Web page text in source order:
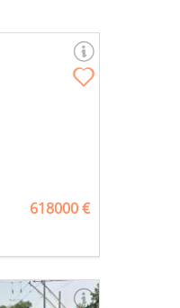
618000 €